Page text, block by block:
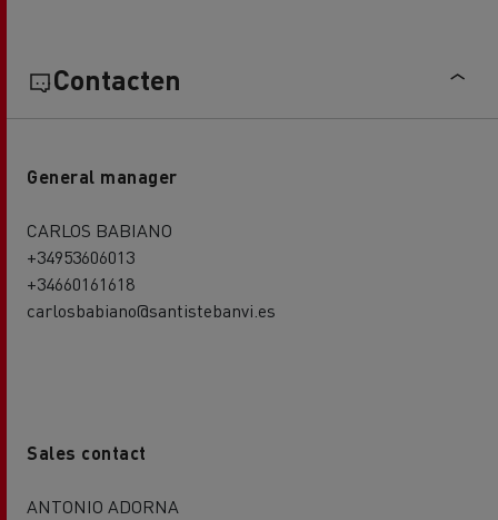
Contacten
General manager
CARLOS BABIANO
+34953606013
+34660161618
carlosbabiano@santistebanvi.es
Sales contact
ANTONIO ADORNA